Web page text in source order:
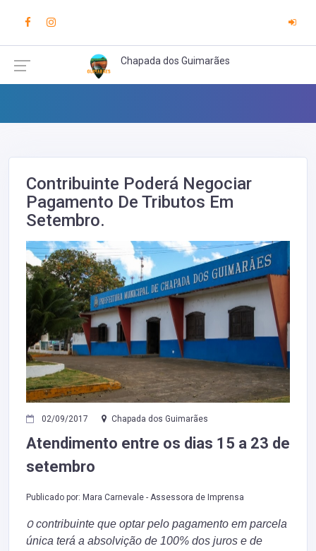
Chapada dos Guimarães
Contribuinte Poderá Negociar
Pagamento De Tributos Em
Setembro.
02/09/2017 Chapada dos Guimarães
Atendimento entre os dias 15 a 23 de
setembro
Publicado por: Mara Carnevale - Assessora de Imprensa
Ocontribuinte que optar pelo pagamento em parcela
única terá a absolvição de 100% dos juros e de